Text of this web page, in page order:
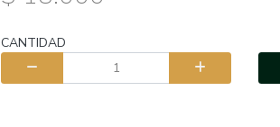
CANTIDAD